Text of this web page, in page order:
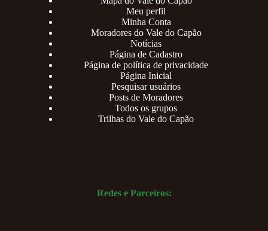
Meu perfil
Minha Conta
Moradores do Vale do Capão
Notícias
Página de Cadastro
Página de política de privacidade
Página Inicial
Pesquisar usuários
Posts de Moradores
Todos os grupos
Trilhas do Vale do Capão
Redes e Parceiros: